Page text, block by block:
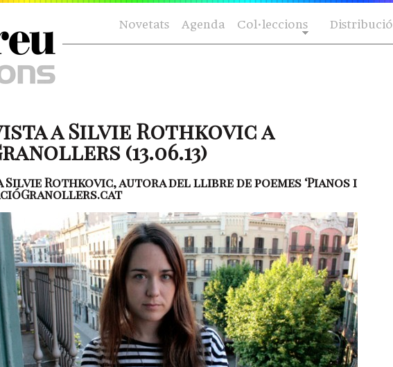
Novetats Agenda Col·leccions Distribució
a Silvie Rothkovic a
(13.06.13)
Silvie Rothkovic, autora del llibre de poemes ‘Pianos i